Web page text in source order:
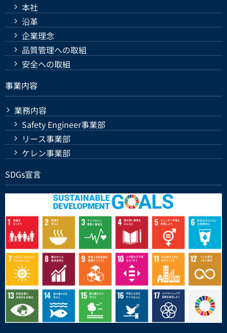
本社
沿革
企業理念
品質管理への取組
安全への取組
事業内容
業務内容
Safety Engineer事業部
リース事業部
ケレン事業部
SDGs宣言